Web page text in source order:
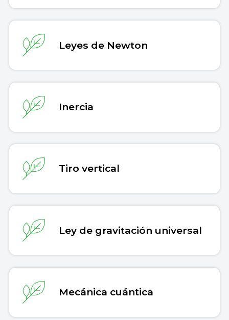
Leyes de Newton
Inercia
Tiro vertical
Ley de gravitación universal
Mecánica cuántica